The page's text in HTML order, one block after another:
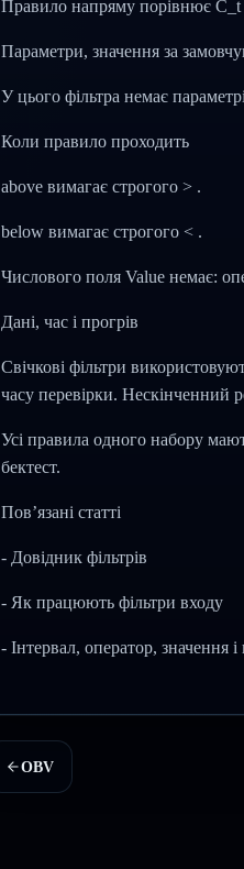
Правило напряму порівнює C_t
Параметри, значення за
У цього фільтра немає
Коли правило проходить
above вимагає строгого > .
below вимагає строгого < .
Числового поля Value немає:
Дані, час і прогрів
Свічкові фільтри
часу перевірки. Нескінченний
Усі правила одного набору
бектест.
Пов’язані статті
- Довідник фільтрів
- Як працюють фільтри входу
- Інтервал, оператор, значення
OBV